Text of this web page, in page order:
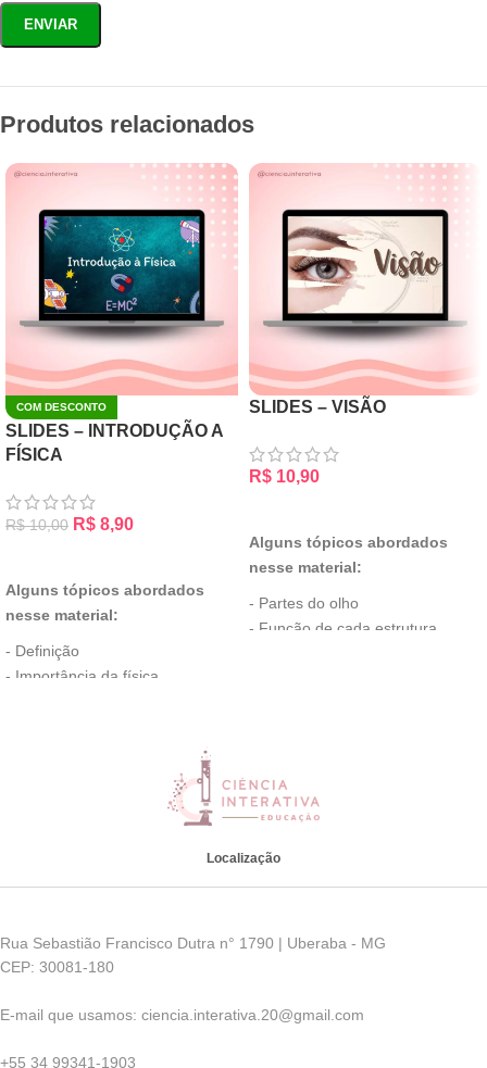
Produtos relacionados
COM DESCONTO
SLIDES – INTRODUÇÃO A
FÍSICA
R$10,00 R$ 8,90
Alguns tópicos abordados
nesse material:
- Definição
- Importância da física
SLIDES – VISÃO
R$ 10,90
Alguns tópicos abordados
nesse material:
- Partes do olho
- Função de cada estrutura
* Contém atividades de fixação
* Contém simulador virtual sobre
* Contém simulador virtual -
Como os animais enxergam
material
Localização
Rua Sebastião Francisco Dutra n° 1790 | Uberaba - MG
CEP: 30081-180
E-mail que usamos: ciencia.interativa.20@gmail.com
+55 34 99341-1903